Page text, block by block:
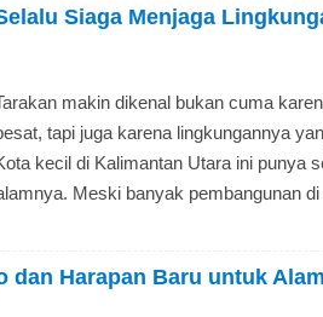
Siaga Menjaga
makin dikenal bukan cuma
tapi juga karena lingkungannya
kecil di Kalimantan Utara ini punya
Meski banyak pembangunan
dan Harapan Baru untuk